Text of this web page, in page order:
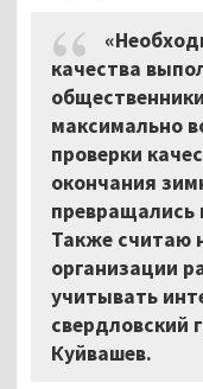
качества
максимально
проверки
окончания
превращались
Также считаю
организации
учитывать
свердловский
Куйвашев.